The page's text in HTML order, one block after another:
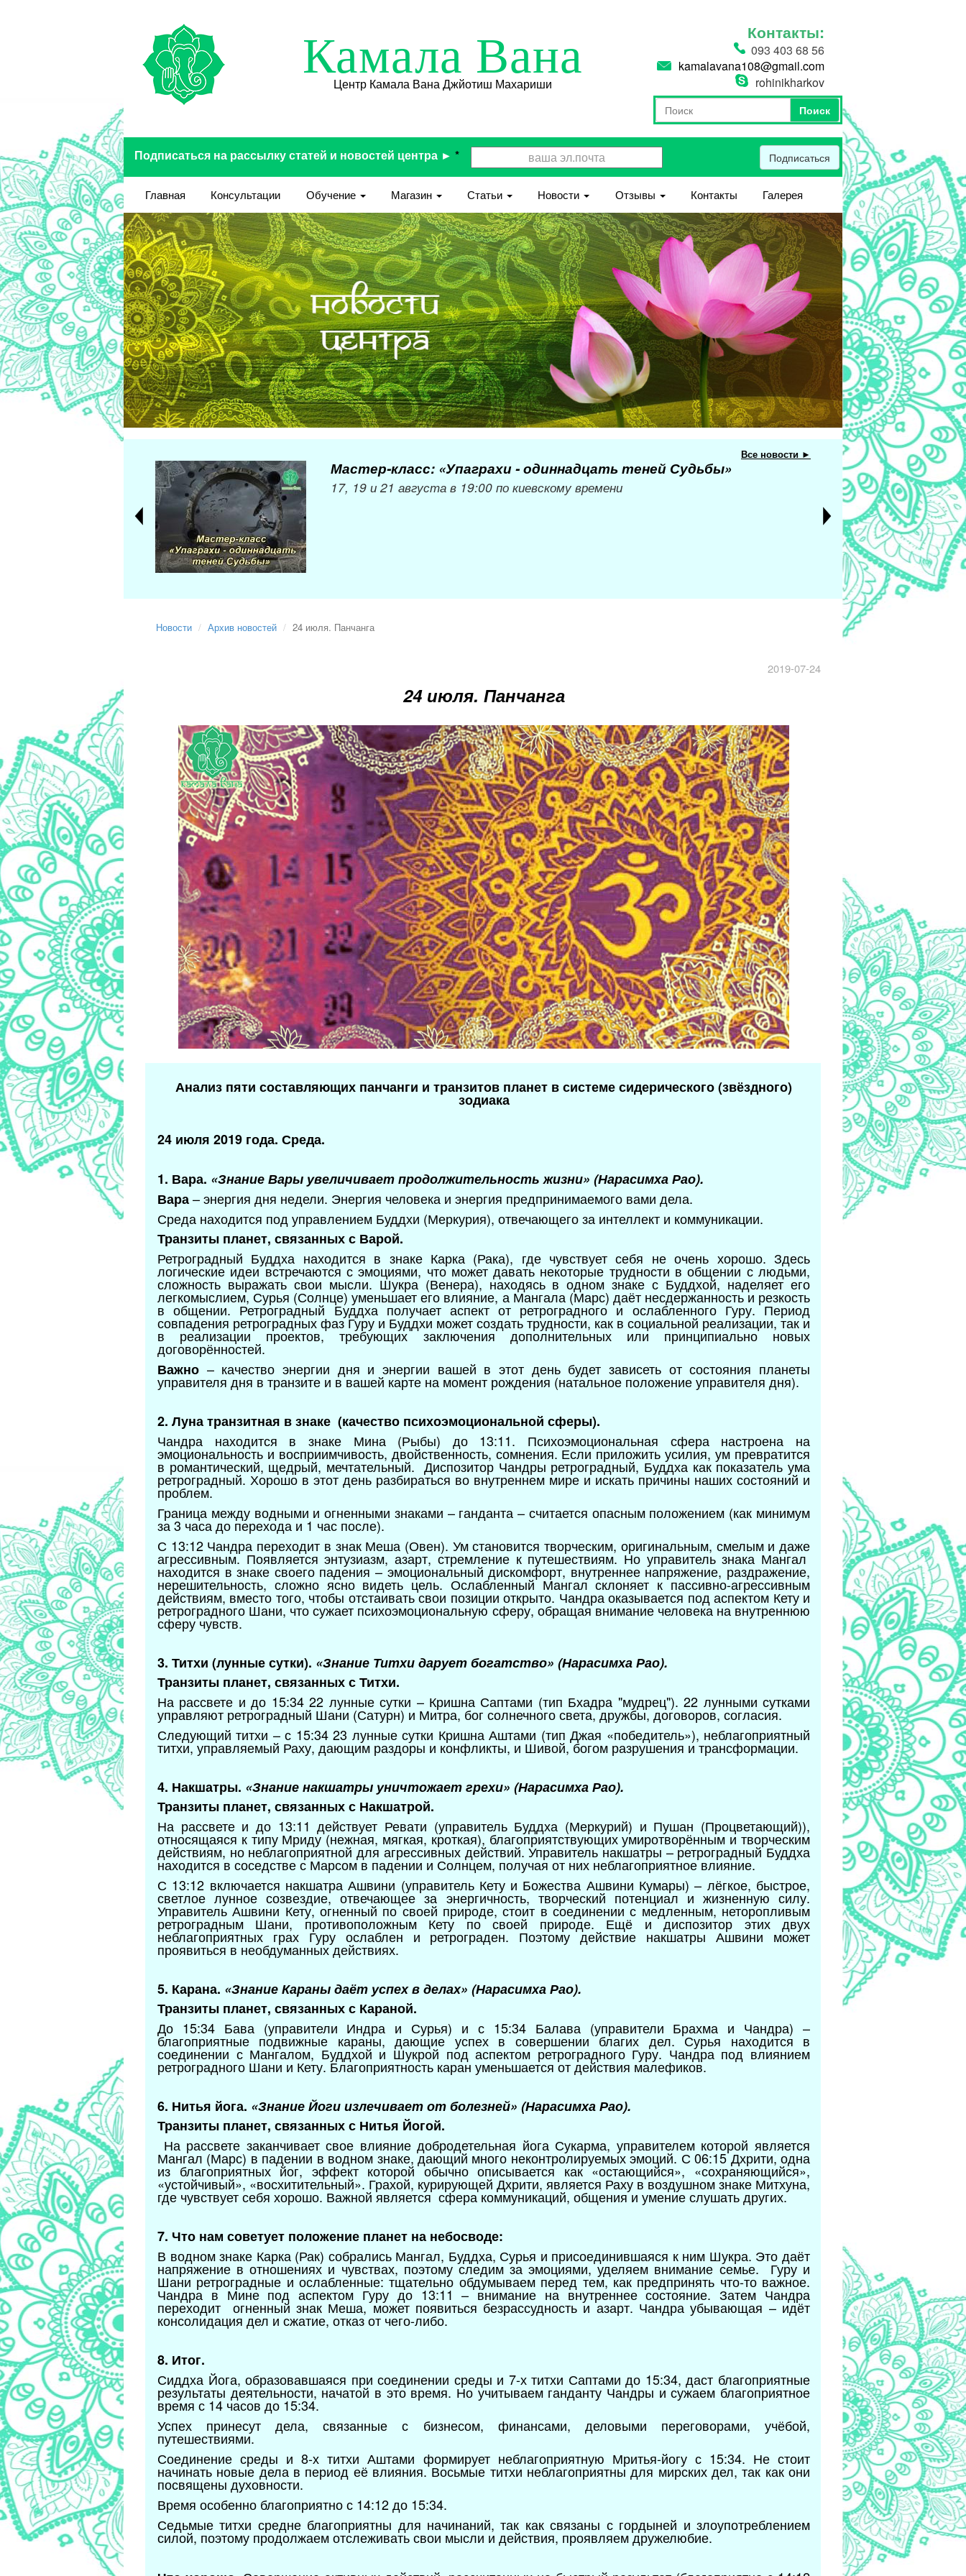
Камала Вана
Центр Камала Вана Джйотиш Махариши
Контакты:
093 403 68 56
kamalavana108@gmail.com
rohinikharkov
Форма поиска
Поиск
Поиск
Подписаться на рассылку статей и новостей центра ► * Подписаться
Главная Консультации Обучение Магазин Статьи Новости Отзывы Контакты Галерея
Все новости ►
Мастер-класс: «Упаграхи - одиннадцать теней Судьбы»
17, 19 и 21 августа в 19:00 по киевскому времени
Новости Архив новостей 24 июля. Панчанга
2019-07-24
24 июля. Панчанга
Анализ пяти составляющих панчанги и транзитов планет в системе сидерического (звёздного)
зодиака
24 июля 2019 года. Среда.
1. Вара. «Знание Вары увеличивает продолжительность жизни» (Нарасимха Рао).
Вара– энергия дня недели. Энергия человека и энергия предпринимаемого вами дела.
Среда находится под управлением Буддхи (Меркурия), отвечающего за интеллект и коммуникации.
Транзиты планет, связанных с Варой.
Ретроградный Буддха находится в знаке Карка (Рака), где чувствует себя не очень хорошо. Здесь
логические идеи встречаются с эмоциями, что может давать некоторые трудности в общении с людьми,
сложность выражать свои мысли. Шукра (Венера), находясь в одном знаке с Буддхой, наделяет его
легкомыслием, Сурья (Солнце) уменьшает его влияние, а Мангала (Марс) даёт несдержанность и резкость
в общении. Ретроградный Буддха получает аспект от ретроградного и ослабленного Гуру. Период
совпадения ретроградных фаз Гуру и Буддхи может создать трудности, как в социальной реализации, так и
в реализации проектов, требующих заключения дополнительных или принципиально новых
договорённостей.
Важно – качество энергии дня и энергии вашей в этот день будет зависеть от состояния планеты
управителя дня в транзите и в вашей карте на момент рождения (натальное положение управителя дня).
2. Луна транзитная в знаке (качество психоэмоциональной сферы).
Чандра находится в знаке Мина (Рыбы) до 13:11. Психоэмоциональная сфера настроена на
эмоциональность и восприимчивость, двойственность, сомнения. Если приложить усилия, ум превратится
в романтический, щедрый, мечтательный. Диспозитор Чандры ретроградный, Буддха как показатель ума
ретроградный. Хорошо в этот день разбираться во внутреннем мире и искать причины наших состояний и
проблем.
Граница между водными и огненными знаками – ганданта – считается опасным положением (как минимум
за 3 часа до перехода и 1 час после).
С 13:12 Чандра переходит в знак Меша (Овен). Ум становится творческим, оригинальным, смелым и даже
агрессивным. Появляется энтузиазм, азарт, стремление к путешествиям. Но управитель знака Мангал
находится в знаке своего падения – эмоциональный дискомфорт, внутреннее напряжение, раздражение,
нерешительность, сложно ясно видеть цель. Ослабленный Мангал склоняет к пассивно-агрессивным
действиям, вместо того, чтобы отстаивать свои позиции открыто. Чандра оказывается под аспектом Кету и
ретроградного Шани, что сужает психоэмоциональную сферу, обращая внимание человека на внутреннюю
сферу чувств.
3. Титхи (лунные сутки). «Знание Титхи дарует богатство» (Нарасимха Рао).
Транзиты планет, связанных с Титхи.
На рассвете и до 15:34 22 лунные сутки – Кришна Саптами (тип Бхадра "мудрец"). 22 лунными сутками
управляют ретроградный Шани (Сатурн) и Митра, бог солнечного света, дружбы, договоров, согласия.
Следующий титхи – с 15:34 23 лунные сутки Кришна Аштами (тип Джая «победитель»), неблагоприятный
титхи, управляемый Раху, дающим раздоры и конфликты, и Шивой, богом разрушения и трансформации.
4. Накшатры. «Знание накшатры уничтожает грехи» (Нарасимха Рао).
Транзиты планет, связанных с Накшатрой.
На рассвете и до 13:11 действует Ревати (управитель Буддха (Меркурий) и Пушан (Процветающий)),
относящаяся к типу Мриду (нежная, мягкая, кроткая), благоприятствующих умиротворённым и творческим
действиям, но неблагоприятной для агрессивных действий. Управитель накшатры – ретроградный Буддха
находится в соседстве с Марсом в падении и Солнцем, получая от них неблагоприятное влияние.
С 13:12 включается накшатра Ашвини (управитель Кету и Божества Ашвини Кумары) – лёгкое, быстрое,
светлое лунное созвездие, отвечающее за энергичность, творческий потенциал и жизненную силу.
Управитель Ашвини Кету, огненный по своей природе, стоит в соединении с медленным, неторопливым
ретроградным Шани, противоположным Кету по своей природе. Ещё и диспозитор этих двух
неблагоприятных грах Гуру ослаблен и ретрограден. Поэтому действие накшатры Ашвини может
проявиться в необдуманных действиях.
5. Карана. «Знание Караны даёт успех в делах» (Нарасимха Рао).
Транзиты планет, связанных с Караной.
До 15:34 Бава (управители Индра и Сурья) и с 15:34 Балава (управители Брахма и Чандра) –
благоприятные подвижные караны, дающие успех в совершении благих дел. Сурья находится в
соединении с Мангалом, Буддхой и Шукрой под аспектом ретроградного Гуру. Чандра под влиянием
ретроградного Шани и Кету. Благоприятность каран уменьшается от действия малефиков.
6. Нитья йога. «Знание Йоги излечивает от болезней» (Нарасимха Рао).
Транзиты планет, связанных с Нитья Йогой.
На рассвете заканчивает свое влияние добродетельная йога Сукарма, управителем которой является
Мангал (Марс) в падении в водном знаке, дающий много неконтролируемых эмоций. С 06:15 Дхрити, одна
из благоприятных йог, эффект которой обычно описывается как «остающийся», «сохраняющийся»,
«устойчивый», «восхитительный». Грахой, курирующей Дхрити, является Раху в воздушном знаке Митхуна,
где чувствует себя хорошо. Важной является сфера коммуникаций, общения и умение слушать других.
7. Что нам советует положение планет на небосводе:
В водном знаке Карка (Рак) собрались Мангал, Буддха, Сурья и присоединившаяся к ним Шукра. Это даёт
напряжение в отношениях и чувствах, поэтому следим за эмоциями, уделяем внимание семье. Гуру и
Шани ретроградные и ослабленные: тщательно обдумываем перед тем, как предпринять что-то важное.
Чандра в Мине под аспектом Гуру до 13:11 – внимание на внутреннее состояние. Затем Чандра
переходит огненный знак Меша, может появиться безрассудность и азарт. Чандра убывающая – идёт
консолидация дел и сжатие, отказ от чего-либо.
8. Итог.
Сиддха Йога, образовавшаяся при соединении среды и 7-х титхи Саптами до 15:34, даст благоприятные
результаты деятельности, начатой в это время. Но учитываем ганданту Чандры и сужаем благоприятное
время с 14 часов до 15:34.
Успех принесут дела, связанные с бизнесом, финансами, деловыми переговорами, учёбой,
путешествиями.
Соединение среды и 8-х титхи Аштами формирует неблагоприятную Мритья-йогу с 15:34. Не стоит
начинать новые дела в период её влияния. Восьмые титхи неблагоприятны для мирских дел, так как они
посвящены духовности.
Время особенно благоприятно с 14:12 до 15:34.
Седьмые титхи средне благоприятны для начинаний, так как связаны с гордыней и злоупотреблением
силой, поэтому продолжаем отслеживать свои мысли и действия, проявляем дружелюбие.